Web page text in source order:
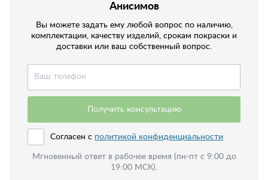
Анисимов
Вы можете задать ему любой вопрос по наличию,
комплектации, качеству изделий, срокам покраски и
доставки или ваш собственный вопрос.
Получить консультацию
Согласен с политикой конфиденциальности
Мгновенный ответ в рабочее время (пн-пт с 9:00 до
19:00 МСК).